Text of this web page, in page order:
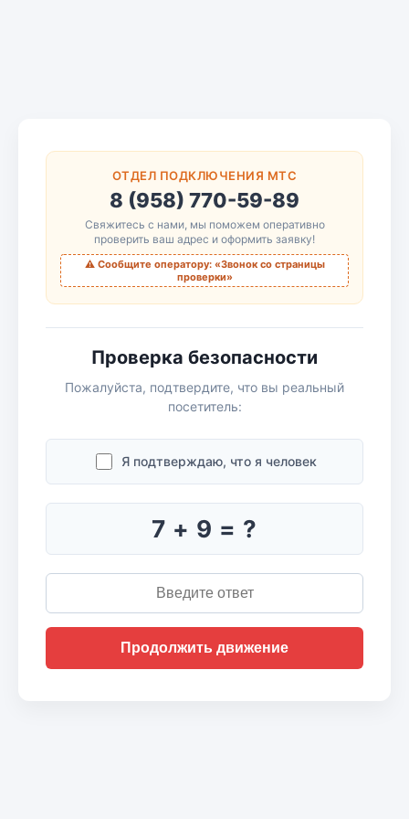
ОТДЕЛ ПОДКЛЮЧЕНИЯ МТС
8 (958) 770-59-89
Свяжитесь с нами, мы поможем оперативно
проверить ваш адрес и оформить заявку!
⚠️ Сообщите оператору: «Звонок со страницы
проверки»
Проверка безопасности
Пожалуйста, подтвердите, что вы реальный
посетитель:
Я подтверждаю, что я человек
7 + 9 = ?
Продолжить движение